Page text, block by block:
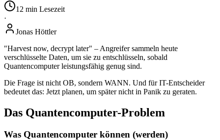
12 min Lesezeit
·
Jonas Höttler
"Harvest now, decrypt later" – Angreifer sammeln heute
verschlüsselte Daten, um sie zu entschlüsseln, sobald
Quantencomputer leistungsfähig genug sind.
Die Frage ist nicht OB, sondern WANN. Und für IT-Entscheider
bedeutet das: Jetzt planen, um später nicht in Panik zu geraten.
Das Quantencomputer-Problem
Was Quantencomputer können (werden)